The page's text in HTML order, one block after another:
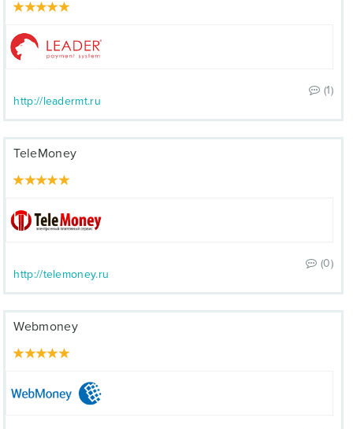
(1)
http://leadermt.ru
TeleMoney
(0)
http://telemoney.ru
Webmoney